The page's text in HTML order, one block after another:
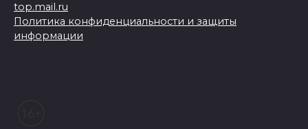
top.mail.ru
Политика конфиденциальности и защиты
информации